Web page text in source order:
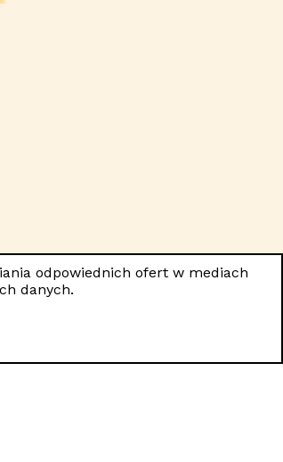
odpowiednich ofert w mediach
danych.